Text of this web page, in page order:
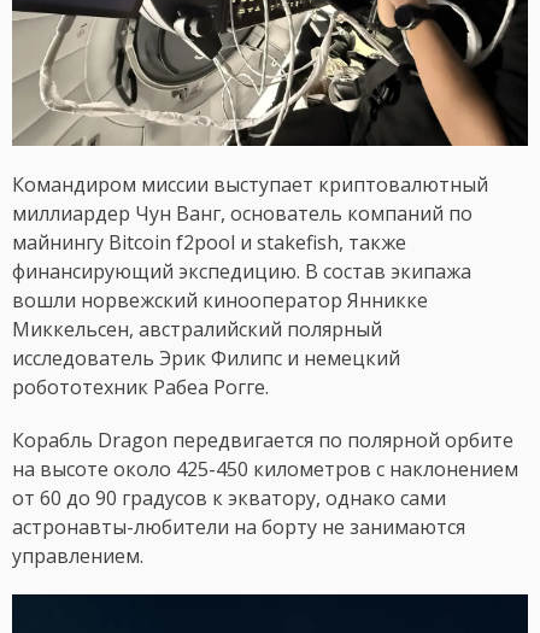
Командиром миссии выступает криптовалютный
миллиардер Чун Ванг, основатель компаний по
майнингу Bitcoin f2pool и stakefish, также
финансирующий экспедицию. В состав экипажа
вошли норвежский кинооператор Янникке
Миккельсен, австралийский полярный
исследователь Эрик Филипс и немецкий
робототехник Рабеа Рогге.
Корабль Dragon передвигается по полярной орбите
на высоте около 425-450 километров с наклонением
от 60 до 90 градусов к экватору, однако сами
астронавты-любители на борту не занимаются
управлением.